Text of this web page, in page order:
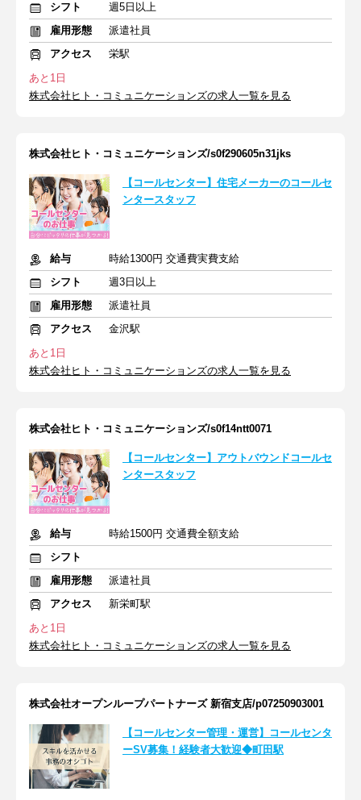
シフト
週5日以上
雇用形態
派遣社員
アクセス
栄駅
あと1日
株式会社ヒト・コミュニケーションズの求人一覧を見る
株式会社ヒト・コミュニケーションズ/s0f290605n31jks
【コールセンター】住宅メーカーのコールセ
ンタースタッフ
給与
時給1300円 交通費実費支給
シフト
週3日以上
雇用形態
派遣社員
アクセス
金沢駅
あと1日
株式会社ヒト・コミュニケーションズの求人一覧を見る
株式会社ヒト・コミュニケーションズ/s0f14ntt0071
【コールセンター】アウトバウンドコールセ
ンタースタッフ
給与
時給1500円 交通費全額支給
シフト
雇用形態
派遣社員
アクセス
新栄町駅
あと1日
株式会社ヒト・コミュニケーションズの求人一覧を見る
株式会社オープンループパートナーズ 新宿支店/p07250903001
【コールセンター管理・運営】コールセンタ
ーSV募集！経験者大歓迎◆町田駅